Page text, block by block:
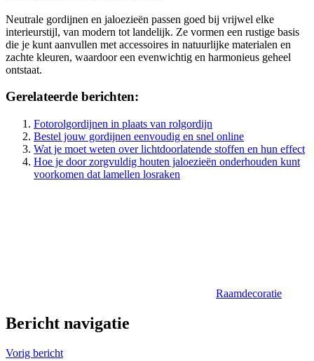
Neutrale gordijnen en jaloezieën passen goed bij vrijwel elke
interieurstijl, van modern tot landelijk. Ze vormen een rustige basis
die je kunt aanvullen met accessoires in natuurlijke materialen en
zachte kleuren, waardoor een evenwichtig en harmonieus geheel
ontstaat.
Gerelateerde berichten:
Fotorolgordijnen in plaats van rolgordijn
Bestel jouw gordijnen eenvoudig en snel online
Wat je moet weten over lichtdoorlatende stoffen en hun effect
Hoe je door zorgvuldig houten jaloezieën onderhouden kunt
voorkomen dat lamellen losraken
Raamdecoratie
Bericht navigatie
Vorig bericht